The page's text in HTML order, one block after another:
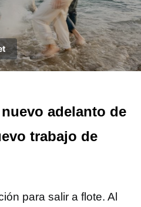
adelanto de
trabajo de
para salir a flote. Al